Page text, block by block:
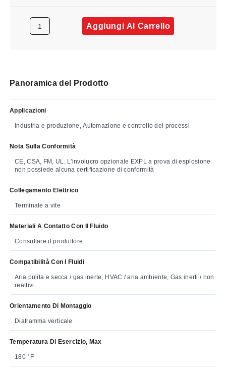
Aggiungi Al Carrello
Panoramica del Prodotto
Applicazioni
Industria e produzione, Automazione e controllo dei processi
Nota Sulla Conformità
CE, CSA, FM, UL. L'involucro opzionale EXPL a prova di esplosione
non possiede alcuna certificazione di conformità
Collegamento Elettrico
Terminale a vite
Materiali A Contatto Con Il Fluido
Consultare il produttore
Compatibilità Con I Fluidi
Aria pulita e secca / gas inerte, HVAC / aria ambiente, Gas inerti / non
reattivi
Orientamento Di Montaggio
Diaframma verticale
Temperatura Di Esercizio, Max
180 °F